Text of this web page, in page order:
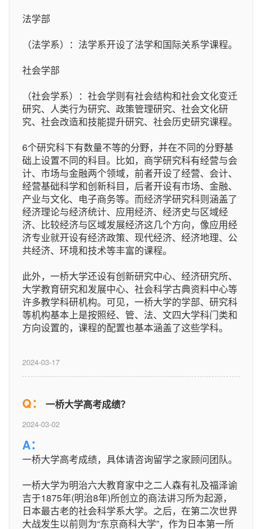
法学部
（法学系）：法学系开设了法学和国际关系学课程。
社会学部
（社会学系）：社会学则有社会结构和社会文化变迁
研究、人类行为研究、政策管理研究、社会文化研
究、社会改造和技能提升研究、社会历史研究课程。
6个研究科下有数量不等的分野，并在不同的分野基
础上设置不同的科目。比如，商学研究科有经营与会
计、市场与金融两个领域，前者开设了经营、会计、
经营基础科学和创新科目，后者开设有市场、金融、
产业与文化、电子商务等。而经济学研究科则涵盖了
经济理论与经济统计、应用经济、经济史与区域经
济、比较经济与区域发展经济这几个方向，像应用经
济专业就开设有经济政策、现代经济、经济地理、公
共经济、环境和技术等丰富的课程。
此外，一桥大学还设有创新研究中心、经济研究所、
大学教育研究和发展中心、社会科学古典资料中心等
许多教学科研机构。可见，一桥大学的学部、研究科
等机构基本上是按照经、管、法、文四大学科门类和
方向设置的，课程的配置也基本涵盖了这些学科。
2024-03-17
Q： 一桥大学高考成绩？
2024-03-02
A：
一桥大学高考成绩，具体请咨询留学之家顾问团队。
一桥大学为明治六大教育家中之二人森有礼及福泽谕
吉于1875年(明治8年)所创立的商法讲习所为起源，
日本最古老的社会科学系大学。之后，在第二次世界
大战发生以前则为“东京商科大学”，作为日本第一所